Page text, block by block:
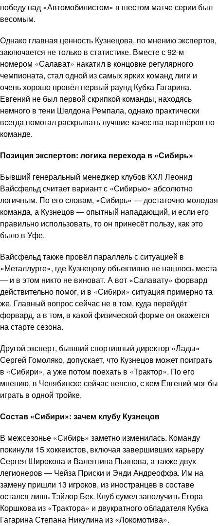
победу над «Автомобилистом» в шестом матче серии был
весомым.
Однако главная ценность Кузнецова, по мнению экспертов,
заключается не только в статистике. Вместе с 92-м
номером «Салават» накатил в концовке регулярного
чемпионата, стал одной из самых ярких команд лиги и
очень хорошо провёл первый раунд Кубка Гагарина.
Евгений не был первой скрипкой команды, находясь
немного в тени Шелдона Ремпала, однако практически
всегда помогал раскрывать лучшие качества партнёров по
команде.
Позиция экспертов: логика перехода в «Сибирь»
Бывший генеральный менеджер клубов КХЛ Леонид
Вайсфельд считает вариант с «Сибирью» абсолютно
логичным. По его словам, «Сибирь» — достаточно молодая
команда, а Кузнецов — опытный нападающий, и если его
правильно использовать, то он принесёт пользу, как это
было в Уфе.
Вайсфельд также провёл параллель с ситуацией в
«Металлурге», где Кузнецову объективно не нашлось места
— и в этом никто не виноват. А вот «Салавату» форвард
действительно помог, и в «Сибири» ситуация примерно та
же. Главный вопрос сейчас не в том, куда перейдёт
форвард, а в том, в какой физической форме он окажется
на старте сезона.
Другой эксперт, бывший спортивный директор «Лады»
Сергей Гомоляко, допускает, что Кузнецов может поиграть
в «Сибири», а уже потом поехать в «Трактор». По его
мнению, в Челябинске сейчас неясно, с кем Евгений мог бы
играть в одной тройке.
Состав «Сибири»: зачем клубу Кузнецов
В межсезонье «Сибирь» заметно изменилась. Команду
покинули 15 хоккеистов, включая завершивших карьеру
Сергея Широкова и Валентина Пьянова, а также двух
легионеров — Чейза Приски и Энди Андреоффа. Им на
замену пришли 13 игроков, из иностранцев в составе
остался лишь Тэйлор Бек. Клуб сумел заполучить Егора
Коршкова из «Трактора» и двукратного обладателя Кубка
Гагарина Степана Никулина из «Локомотива».